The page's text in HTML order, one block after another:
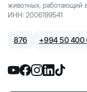
животных, работающий
ИНН: 2006199541
876 +994 50 400